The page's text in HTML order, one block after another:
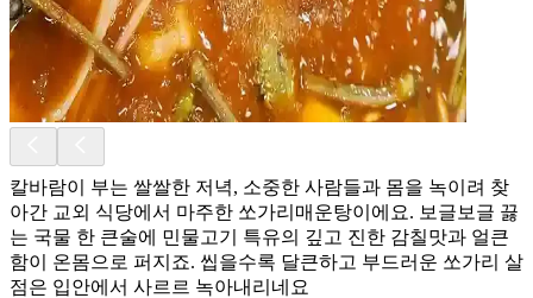
칼바람이 부는 쌀쌀한 저녁, 소중한 사람들과 몸을 녹이려 찾
아간 교외 식당에서 마주한 쏘가리매운탕이에요. 보글보글 끓
는 국물 한 큰술에 민물고기 특유의 깊고 진한 감칠맛과 얼큰
함이 온몸으로 퍼지죠. 씹을수록 달큰하고 부드러운 쏘가리 살
점은 입안에서 사르르 녹아내리네요